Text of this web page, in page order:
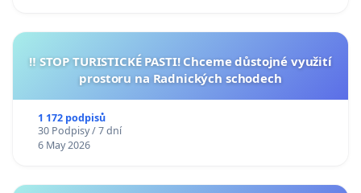
‼️ STOP TURISTICKÉ PASTI! Chceme důstojné využití
prostoru na Radnických schodech
1 172 podpisů
30 Podpisy / 7 dní
6 May 2026